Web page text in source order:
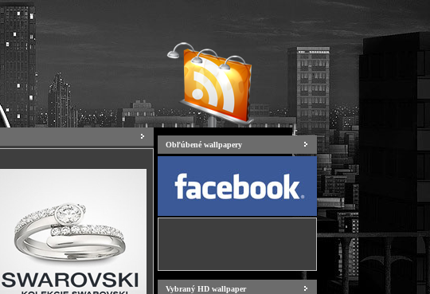
Obľúbené wallpapery
Vybraný HD wallpaper